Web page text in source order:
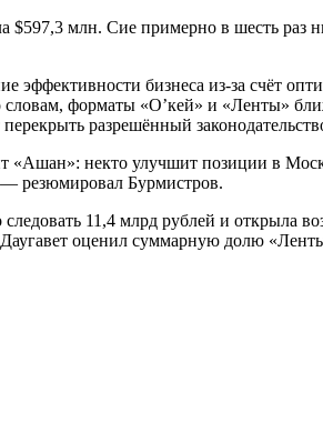
млн. Сие примерно в шесть раз
эффективности бизнеса из-за счёт
форматы «О’кей» и «Ленты»
разрешённый
некто улучшит позиции в
— резюмировал Бурмистров.
11,4 млрд рублей и открыла
оценил суммарную долю